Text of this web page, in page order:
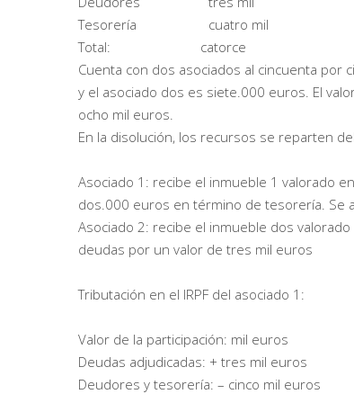
Tesorería cuatro mil
Total:
Cuenta con dos asociados al cincuenta por
y el asociado dos es siete.000 euros. El
ocho mil euros.
En la disolución, los recursos se reparten
Asociado 1: recibe el inmueble 1 valorado
dos.000 euros en término de tesorería. Se
Asociado 2: recibe el inmueble dos
deudas por un valor de tres mil euros
Tributación en el IRPF del asociado 1:
Valor de la participación: mil euros
Deudas adjudicadas: + tres mil euros
Deudores y tesorería: – cinco mil euros